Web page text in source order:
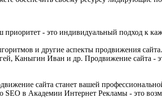
- это индивидуальный подход к
и другие аспекты продвижения сайта.
Каныгин Иван и др. Продвижение сайта -
сайта станет вашей
в Академии Интернет Рекламы - это